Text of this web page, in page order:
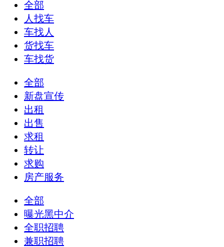
全部
人找车
车找人
货找车
车找货
全部
新盘宣传
出租
出售
求租
转让
求购
房产服务
全部
曝光黑中介
全职招聘
兼职招聘